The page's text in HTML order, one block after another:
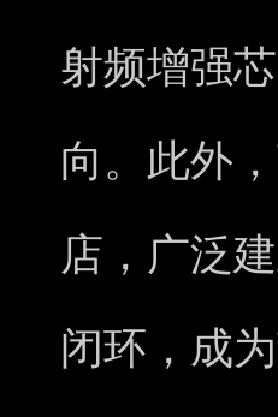
射频增强
向。此外
店，广泛
闭环，成